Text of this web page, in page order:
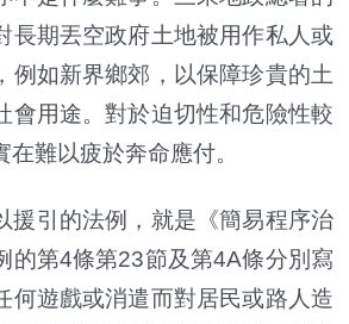
長期丟空政府土地被用作私人或
例如新界鄉郊，以保障珍貴的土
會用途。對於迫切性和危險性較
難以疲於奔命應付。
援引的法例，就是《簡易程序治
的第4條第23節及第4A條分別寫
何遊戲或消遣而對居民或路人造